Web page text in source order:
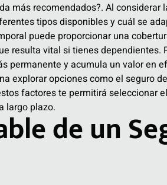
más recomendados?. Al considerar
tipos disponiblesy cuál se
puede proporcionar una
resulta vital si tienes dependientes.
permanente y acumula un valor en
explorar opciones como el seguro
factores te permitirá seleccionar
largo plazo.de un